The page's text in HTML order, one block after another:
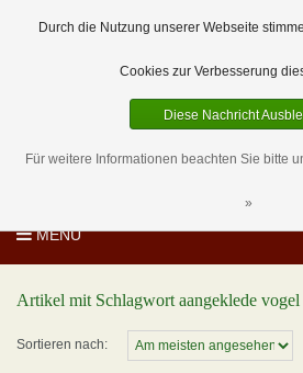
DE
EUR
MENU
Artikel mit Schlagwort aangeklede vogel
Sortieren nach:
Durch die Nutzung unserer Webseite
Cookies zur Verbesserung
Diese Nachricht
Für weitere Informationen beachten Sie bitte
»